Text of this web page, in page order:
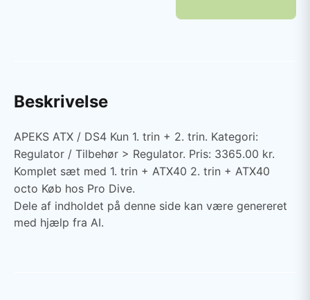
Beskrivelse
APEKS ATX / DS4 Kun 1. trin + 2. trin. Kategori:
Regulator / Tilbehør > Regulator. Pris: 3365.00 kr.
Komplet sæt med 1. trin + ATX40 2. trin + ATX40
octo Køb hos Pro Dive.
Dele af indholdet på denne side kan være genereret
med hjælp fra AI.